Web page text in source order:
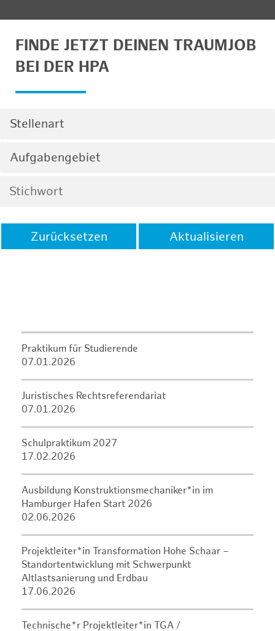
FINDE JETZT DEINEN TRAUMJOB
BEI DER HPA
Stellenart
Aufgabengebiet
Zurücksetzen Aktualisieren
Praktikum für Studierende
07.01.2026
Juristisches Rechtsreferendariat
07.01.2026
Schulpraktikum 2027
17.02.2026
Ausbildung Konstruktionsmechaniker*in im
Hamburger Hafen Start 2026
02.06.2026
Projektleiter*in Transformation Hohe Schaar –
Standortentwicklung mit Schwerpunkt
Altlastsanierung und Erdbau
17.06.2026
Technische*r Projektleiter*in TGA /